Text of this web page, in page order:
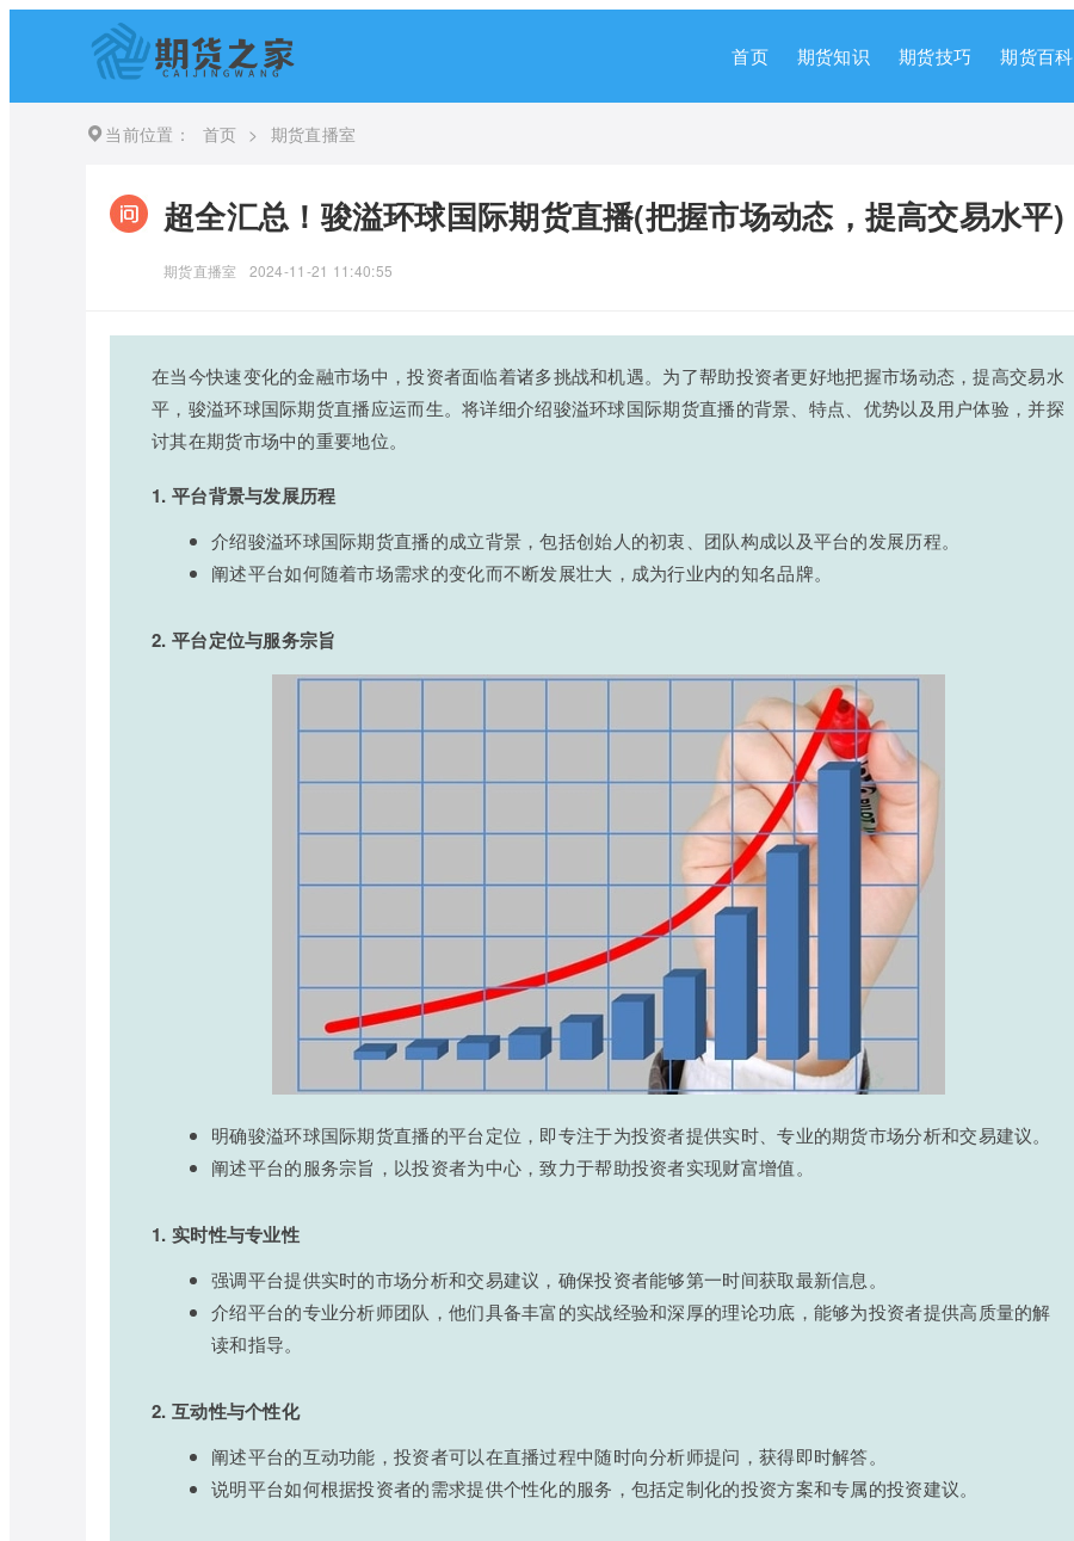
首页 期货知识 期货技巧 期货百科
当前位置： 首页 > 期货直播室
超全汇总！骏溢环球国际期货直播(把握市场动态，提高交易水平)
期货直播室 2024-11-21 11:40:55
在当今快速变化的金融市场中，投资者面临着诸多挑战和机遇。为了帮助投资者更好地把握市场动态，提高交易水
平，骏溢环球国际期货直播应运而生。将详细介绍骏溢环球国际期货直播的背景、特点、优势以及用户体验，并探
讨其在期货市场中的重要地位。
1. 平台背景与发展历程
介绍骏溢环球国际期货直播的成立背景，包括创始人的初衷、团队构成以及平台的发展历程。
阐述平台如何随着市场需求的变化而不断发展壮大，成为行业内的知名品牌。
2. 平台定位与服务宗旨
明确骏溢环球国际期货直播的平台定位，即专注于为投资者提供实时、专业的期货市场分析和交易建议。
阐述平台的服务宗旨，以投资者为中心，致力于帮助投资者实现财富增值。
1. 实时性与专业性
强调平台提供实时的市场分析和交易建议，确保投资者能够第一时间获取最新信息。
介绍平台的专业分析师团队，他们具备丰富的实战经验和深厚的理论功底，能够为投资者提供高质量的解
读和指导。
2. 互动性与个性化
阐述平台的互动功能，投资者可以在直播过程中随时向分析师提问，获得即时解答。
说明平台如何根据投资者的需求提供个性化的服务，包括定制化的投资方案和专属的投资建议。